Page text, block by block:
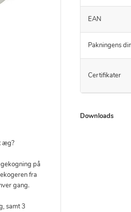
æg?
på
fra
gang.
samt 3
EAN
Pakningens
Certifikater
Downloads